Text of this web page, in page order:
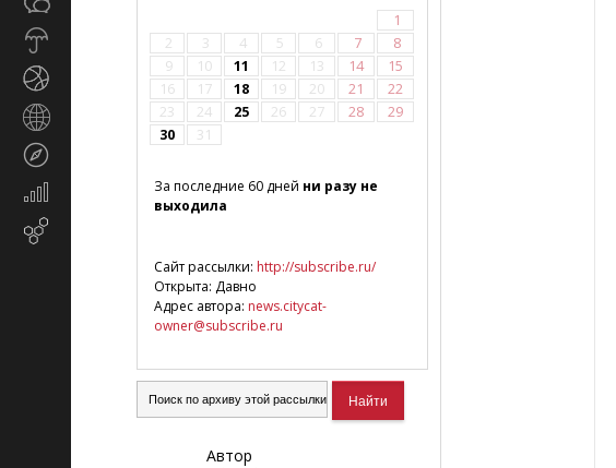
Экономика
1
2
3 4 5 6 7
8
9
10 11 12 13 14
15
16
17 18 19 20 21
22
23
24 25 26 27 28
29
30
31
За последние 60 дней ни разу не
выходила
Сайт рассылки: http://subscribe.ru/
Открыта: Давно
Адрес автора: news.citycat-
owner@subscribe.ru
Автор